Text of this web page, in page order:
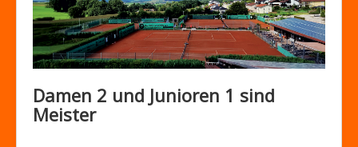
Termine
Mitgliedschaft / Kurse
Newsletter-Anmeldung
Mannschaften
Damen 2 und Junioren 1 sind
Meister